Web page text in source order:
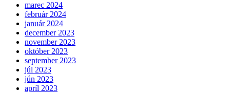
marec 2024
február 2024
január 2024
december 2023
november 2023
október 2023
september 2023
júl 2023
jún 2023
apríl 2023